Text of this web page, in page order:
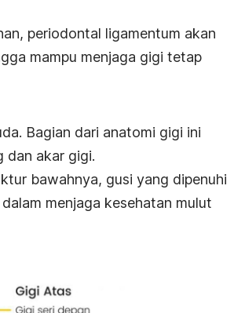
periodontal ligamentum akan
mampu menjaga gigi tetap
Bagian dari anatomi gigi ini
dan akar gigi.
bawahnya, gusi yang dipenuhi
menjaga kesehatan mulut